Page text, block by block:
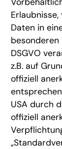
Daten in
besonderen
DSGVO
z.B. auf
offiziell
USA durch
offiziell